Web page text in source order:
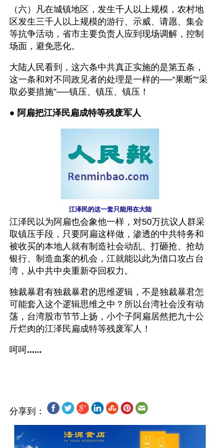
（六）凡在城镇地区，发生千人以上规模，农村地
区发生三千人以上规模的游行、示威、请愿、集会
等抗争活动，省市主要负责人应到现场调解，控制
场面，避免恶化。
大陆人民看到，这六条中共真正实施的是第五条，
这一条和对不同政见者的处理是一样的──“果断”“采
取必要措施”──镇压、镇压、镇压！
● 阿扁把江泽民扁成特等残废军人
江泽民的这一套只能用在大陆
江泽民以为阿扁也会象他一样，对50万抗议人群采
取镇压手段，只要阿扁这样做，渗透的中共特务和
被收买的本地人就有制造社会动乱、打砸抢、抢劫
银行、制造血案的机会，江就能以此为借口攻占台
湾，从中共中央重新夺回权力。
独裁暴君有独裁暴君的思维逻辑，不是独裁暴君怎
可能套入这个逻辑思维之中？所以台湾社会没有动
荡，台湾股市节节上扬，小个子阿扁居然把九十公
斤烂肉的江泽民扁成特等残废军人！
呵呵 ......
分享到：